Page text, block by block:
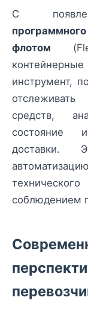
С
флотом
инструмент,
отслеживать
средств,
состояние
доставки.
соблюдением